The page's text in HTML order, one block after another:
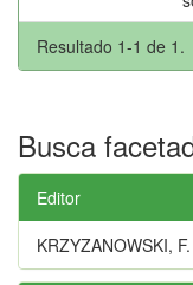
Resultado 1-1 de 1.
Busca
Editor
KRZYZANOWSKI,